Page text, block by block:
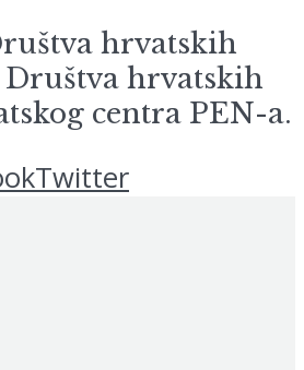
hrvatskih
hrvatskih
centra PEN-a.
Twitter